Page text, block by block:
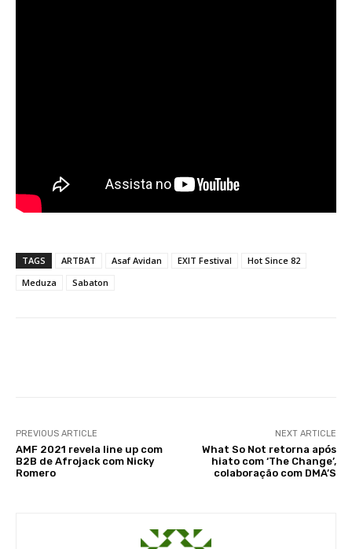
TAGS ARTBAT Asaf Avidan EXIT Festival
Hot Since 82
Meduza
Sabaton
PREVIOUS ARTICLE
AMF 2021 revela line up com
B2B de Afrojack com Nicky
Romero
NEXT ARTICLE
What So Not retorna após
hiato com ‘The Change’,
colaboração com DMA’S